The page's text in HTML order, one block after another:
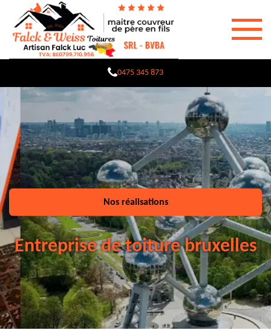
0475 345 873
Nos réalisations
Entreprise de toiture bruxelles